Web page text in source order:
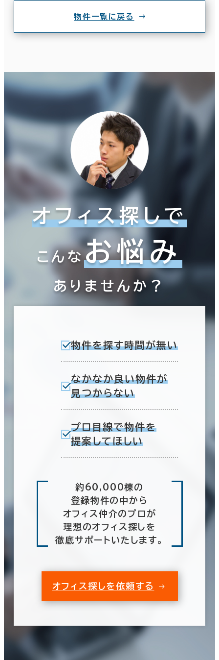
物件一覧に戻る
オフィス探しで
こんなお悩み
ありませんか？
物件を探す時間が無い
なかなか良い物件が
見つからない
プロ目線で物件を
提案してほしい
約60,000棟の
登録物件の中から
オフィス仲介のプロが
理想のオフィス探しを
徹底サポートいたします。
オフィス探しを依頼する